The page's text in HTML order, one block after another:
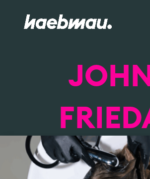
KARRIERE
KONTAKT
JOHN